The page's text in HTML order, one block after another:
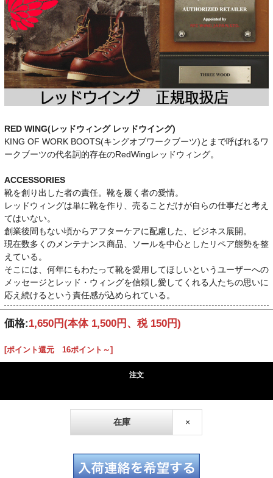
RED WING(レッドウィング レッドウイング)
KING OF WORK BOOTS(キングオブワークブーツ)とまで呼ばれるワ
ークブーツの代名詞的存在のRedWingレッドウィング。
ACCESSORIES
靴を創り出した者の責任。靴を履く者の愛情。
レッドウィングは単に靴を作り、売ることだけが自らの仕事だと考え
てはいない。
創業後間もない頃からアフターケアに配慮した、ビジネス展開。
現在数多くのメンテナンス商品、ソールを中心としたリペア態勢を整
えている。
そこには、何年にもわたって靴を愛用してほしいというユーザーへの
メッセージとレッド・ウィングを信頼し愛してくれる人たちの思いに
応え続けるという責任感が込められている。
価格:1,650円(本体 1,500円、税 150円)
[ポイント還元 16ポイント～]
注文
在庫 ×